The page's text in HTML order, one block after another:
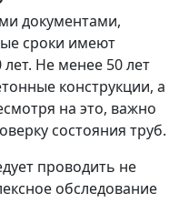
документами,
сроки имеют
Не менее 50 лет
конструкции, а
на это, важно
состояния труб.
проводить не
обследование